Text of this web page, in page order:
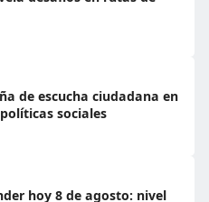
de escucha ciudadana en
sociales
hoy 8 de agosto: nivel